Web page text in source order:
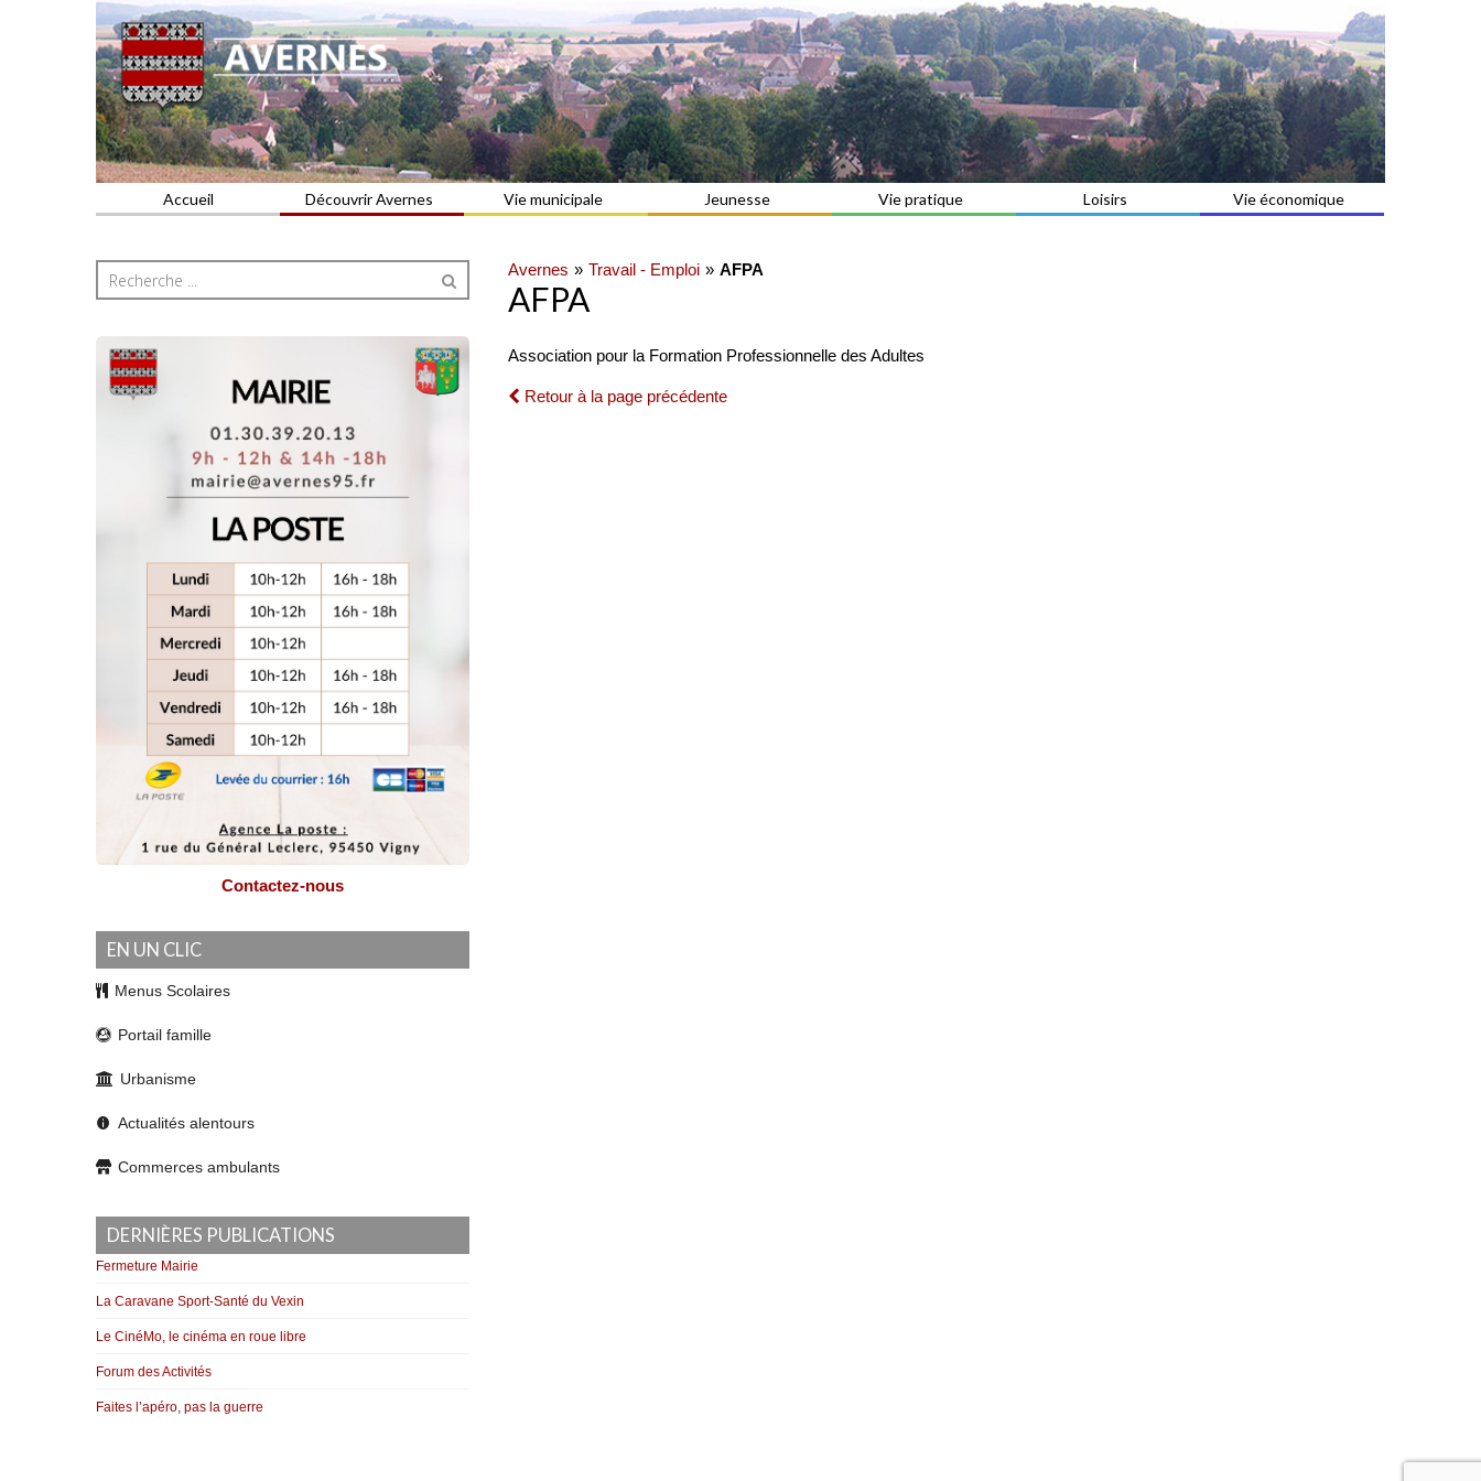
AVERNES
Commune du Val d'Oise
Accueil Découvrir Avernes Vie municipale Jeunesse Vie pratique Loisirs Vie économique
Avernes Travail - Emploi AFPA
AFPA
Association pour la Formation Professionnelle des Adultes
Retour à la page précédente
Contactez-nous
EN UN CLIC
Menus Scolaires
Portail famille
Urbanisme
Actualités alentours
Commerces ambulants
DERNIÈRES PUBLICATIONS
Fermeture Mairie
La Caravane Sport-Santé du Vexin
Le CinéMo, le cinéma en roue libre
Forum des Activités
Faites l’apéro, pas la guerre